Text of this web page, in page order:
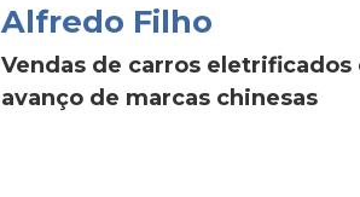
Alfredo Filho
Vendas de carros
avanço de marcas chinesas